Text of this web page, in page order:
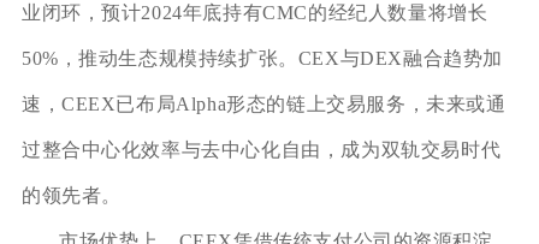
业闭环，预计2024年底持有CMC的经纪人数量将增长
50%，推动生态规模持续扩张。CEX与DEX融合趋势加
速，CEEX已布局Alpha形态的链上交易服务，未来或通
过整合中心化效率与去中心化自由，成为双轨交易时代
的领先者。